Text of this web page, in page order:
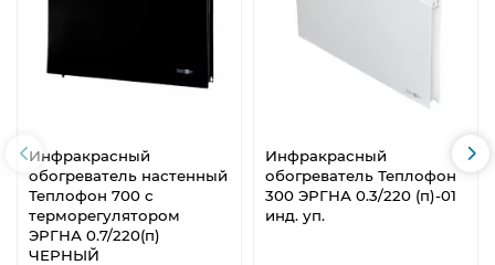
Инфракрасный
обогреватель настенный
Теплофон 700 с
терморегулятором
ЭРГНА 0.7/220(п)
ЧЕРНЫЙ
Инфракрасный
обогреватель Теплофон
300 ЭРГНА 0.3/220 (п)-01
инд. уп.